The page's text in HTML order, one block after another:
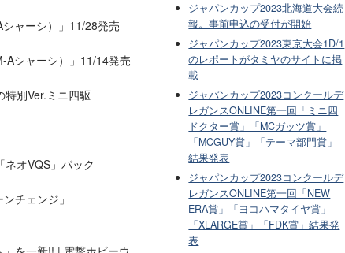
ャーシ）」11/28発売
Aシャーシ）」11/14発売
別Ver.ミニ四駆
オVQS」パック
チェンジ」
ジャパンカップ2023北海道大会続
報。事前申込の受付が開始
ジャパンカップ2023東京大会1D/1
のレポートがタミヤのサイトに掲
載
ジャパンカップ2023コンクールデ
レガンスONLINE第一回「ミニ四
ドクター賞」「MCガッツ賞」
「MCGUY賞」「テーマ部門賞」
結果発表
ジャパンカップ2023コンクールデ
レガンスONLINE第一回「NEW
ERA賞」「ヨコハマタイヤ賞」
「XLARGE賞」「FDK賞」結果発
表